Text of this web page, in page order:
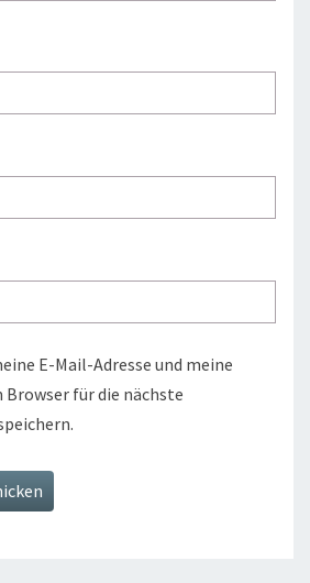
E-Mail-Adresse und meine
Browser für die nächste